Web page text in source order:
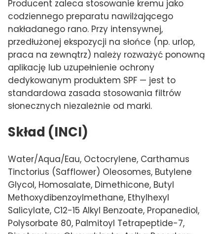
Producent zaleca stosowanie kremu jako
codziennego preparatu nawilżającego
nakładanego rano. Przy intensywnej,
przedłużonej ekspozycji na słońce (np. urlop,
praca na zewnątrz) należy rozważyć ponowną
aplikację lub uzupełnienie ochrony
dedykowanym produktem SPF — jest to
standardowa zasada stosowania filtrów
słonecznych niezależnie od marki.
Skład (INCI)
Water/Aqua/Eau, Octocrylene, Carthamus
Tinctorius (Safflower) Oleosomes, Butylene
Glycol, Homosalate, Dimethicone, Butyl
Methoxydibenzoylmethane, Ethylhexyl
Salicylate, C12-15 Alkyl Benzoate, Propanediol,
Polysorbate 80, Palmitoyl Tetrapeptide-7,